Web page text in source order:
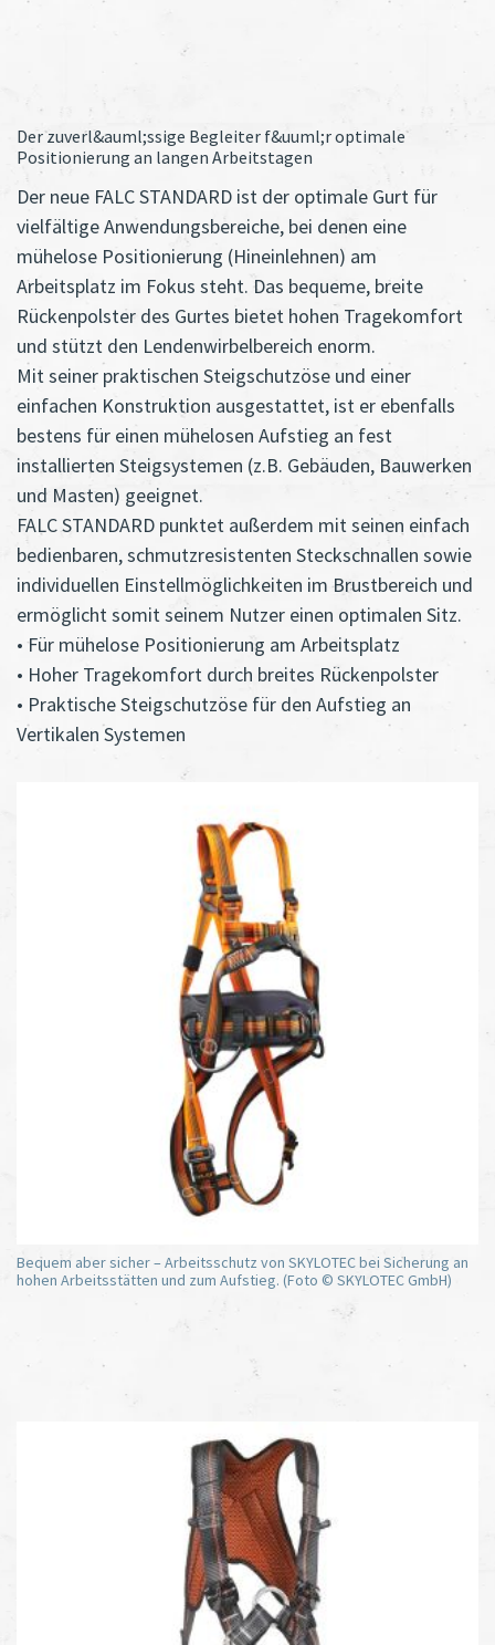
Der zuverl&auml;ssige Begleiter f&uuml;r optimale
Positionierung an langen Arbeitstagen
Der neue FALC STANDARD ist der optimale Gurt für
vielfältige Anwendungsbereiche, bei denen eine
mühelose Positionierung (Hineinlehnen) am
Arbeitsplatz im Fokus steht. Das bequeme, breite
Rückenpolster des Gurtes bietet hohen Tragekomfort
und stützt den Lendenwirbelbereich enorm.
Mit seiner praktischen Steigschutzöse und einer
einfachen Konstruktion ausgestattet, ist er ebenfalls
bestens für einen mühelosen Aufstieg an fest
installierten Steigsystemen (z.B. Gebäuden, Bauwerken
und Masten) geeignet.
FALC STANDARD punktet außerdem mit seinen einfach
bedienbaren, schmutzresistenten Steckschnallen sowie
individuellen Einstellmöglichkeiten im Brustbereich und
ermöglicht somit seinem Nutzer einen optimalen Sitz.
• Für mühelose Positionierung am Arbeitsplatz
• Hoher Tragekomfort durch breites Rückenpolster
• Praktische Steigschutzöse für den Aufstieg an
Vertikalen Systemen
Bequem aber sicher – Arbeitsschutz von SKYLOTEC bei Sicherung an
hohen Arbeitsstätten und zum Aufstieg. (Foto © SKYLOTEC GmbH)